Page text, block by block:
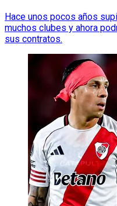
Hace unos pocos años
muchos clubes y ahora
sus contratos.